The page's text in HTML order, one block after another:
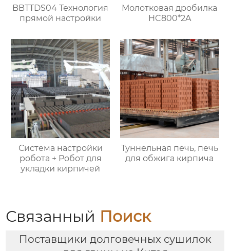
BBTTDS04 Технология
прямой настройки
Молотковая дробилка
HC800*2A
Система настройки
робота + Робот для
укладки кирпичей
Туннельная печь, печь
для обжига кирпича
Связанный Поиск
Поставщики долговечных сушилок